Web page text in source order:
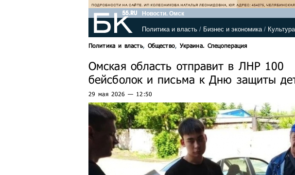
Новости. Омск
Политика и власть / Бизнес и экономика/ Культура
Политика и власть, Общество, Украина. Спецоперация
Омская область отправит в ЛНР 100
бейсболок и письма к Дню защиты
29 мая 2026 — 12:50